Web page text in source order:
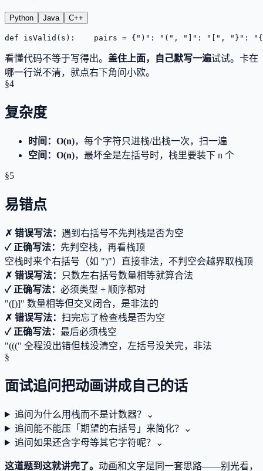
Python Java C++
def isValid(s):
pairs = {")": "(", "]": "[", "}":
看懂代码不等于写得出。 盖住上面，自己默写一遍试试。卡在
哪一行说不清，就点右下角问小欧。
§4
复杂度
时间 ： O(n)，每个字符只进栈/出栈一次，扫一遍
空间 ： O(n)，最坏全是左括号时，栈里要装下 n 个
§5
易错点
✗ 错误写法： 遇到右括号不先判栈是否为空
✓ 正确写法： 先判空栈，再看栈顶
空栈时来个右括号（如 ")"）直接非法，不判空会越界取栈顶
✗ 错误写法：
只数左右括号数量相等就算合法
✓ 正确写法： 必须类型 + 顺序都对
"([)]" 数量相等但交叉闭合，是非法的
✗ 错误写法： 扫完忘了检查栈是否为空
✓ 正确写法： 最后必须栈空
"(((" 全程没出错但栈没清空，左括号没关完，非法
§
面试追问把动画讲成自己的话
追问 为什么用栈而不是计数器？
⌄
追问 能不能压「期望的右括号」来简化？
⌄
追问如果还含字母等其它字符呢？ ⌄
这道题到这就讲完了。 动画和文字是同一套思路——别光看，